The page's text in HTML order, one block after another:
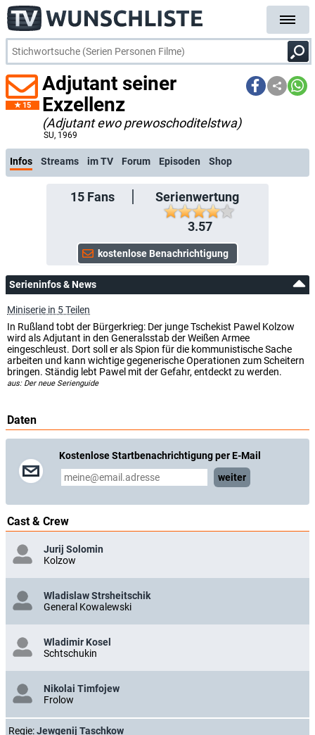
15
Adjutant seiner
Exzellenz
(Adjutant ewo prewoschoditelstwa)
SU, 1969
Infos Streams im TV Forum Episoden Shop
15Fans
Serienwertung
3.57
Serieninfos & News
Miniserie in 5 Teilen
In Rußland tobt der Bürgerkrieg: Der junge Tschekist Pawel Kolzow
wird als Adjutant in den Generalsstab der Weißen Armee
eingeschleust. Dort soll er als Spion für die kommunistische Sache
arbeiten und kann wichtige gegenerische Operationen zum Scheitern
bringen. Ständig lebt Pawel mit der Gefahr, entdeckt zu werden.
aus: Der neue Serienguide
Daten
Kostenlose Startbenachrichtigung per E-Mail
weiter
Cast & Crew
Jurij Solomin
Kolzow
Wladislaw Strsheitschik
General Kowalewski
Wladimir Kosel
Schtschukin
Nikolai Timfojew
Frolow
Regie:Jewgenij Taschkow